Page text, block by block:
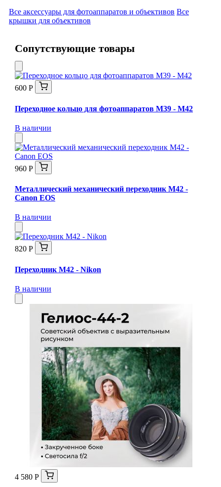
Все аксессуары для фотоаппаратов и объективов Все
крышки для объективов
Сопутствующие товары
600 Р
Переходное кольцо для фотоаппаратов М39 - М42
В наличии
960 Р
Металлический механический переходник M42 -
Canon EOS
В наличии
820 Р
Переходник М42 - Nikon
В наличии
4 580 Р